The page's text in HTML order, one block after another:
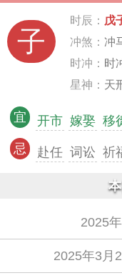
子
时辰： 戊
冲煞： 冲
时冲： 时
星神： 天
宜 开市 嫁娶 移
忌 赴任 词讼 祈
2025
2025年3月